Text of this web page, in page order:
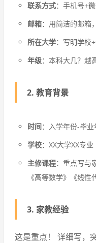
联系方式：手机号+
邮箱：用简洁的邮箱
所在大学：写明学校
年级：本科大几？越
2. 教育背景
时间：入学年份-毕业
学校：XX大学XX专业
主修课程：重点写与
《高等数学》《线性
3. 家教经验
这是重点！
详细写，